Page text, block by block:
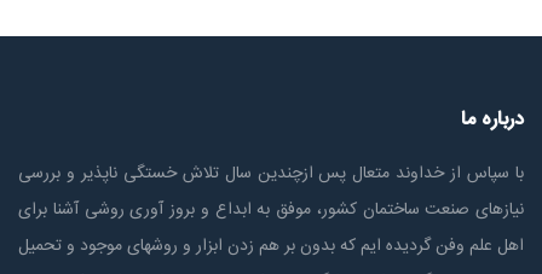
درباره ما
با سپاس از خداوند متعال پس ازچندين سال تلاش خستگی ناپذير و بررسی
نیازهای صنعت ساختمان كشور، موفق به ابداع و بروز آوری روشی آشنا برای
اهل علم وفن گردیده ایم که بدون بر هم زدن ابزار و روشهای موجود و تحمیل